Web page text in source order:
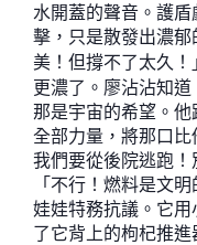
水開蓋的聲音。護
擊，只是散發出濃
美！但撐不了太久！
更濃了。廖沾沾知道
那是宇宙的希望。
全部力量，將那口比
我們要從後院逃跑！
「不行！燃料是文
娃娃特務抗議。它
了它背上的枸杞推